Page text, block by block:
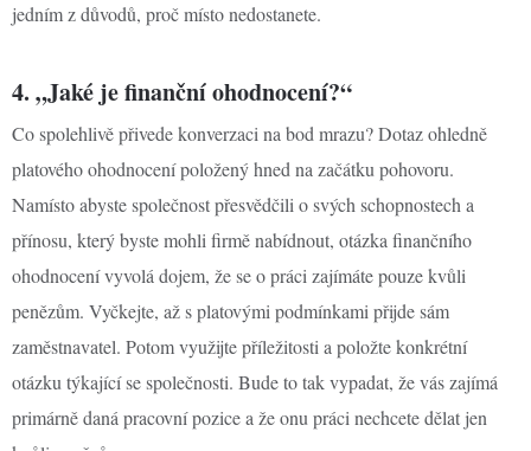
jedním z důvodů, proč místo nedostanete.
4. „Jaké je finanční ohodnocení?“
Co spolehlivě přivede konverzaci na bod mrazu? Dotaz ohledně
platového ohodnocení položený hned na začátku pohovoru.
Namísto abyste společnost přesvědčili o svých schopnostech a
přínosu, který byste mohli firmě nabídnout, otázka finančního
ohodnocení vyvolá dojem, že se o práci zajímáte pouze kvůli
penězům. Vyčkejte, až s platovými podmínkami přijde sám
zaměstnavatel. Potom využijte příležitosti a položte konkrétní
otázku týkající se společnosti. Bude to tak vypadat, že vás zajímá
primárně daná pracovní pozice a že onu práci nechcete dělat jen